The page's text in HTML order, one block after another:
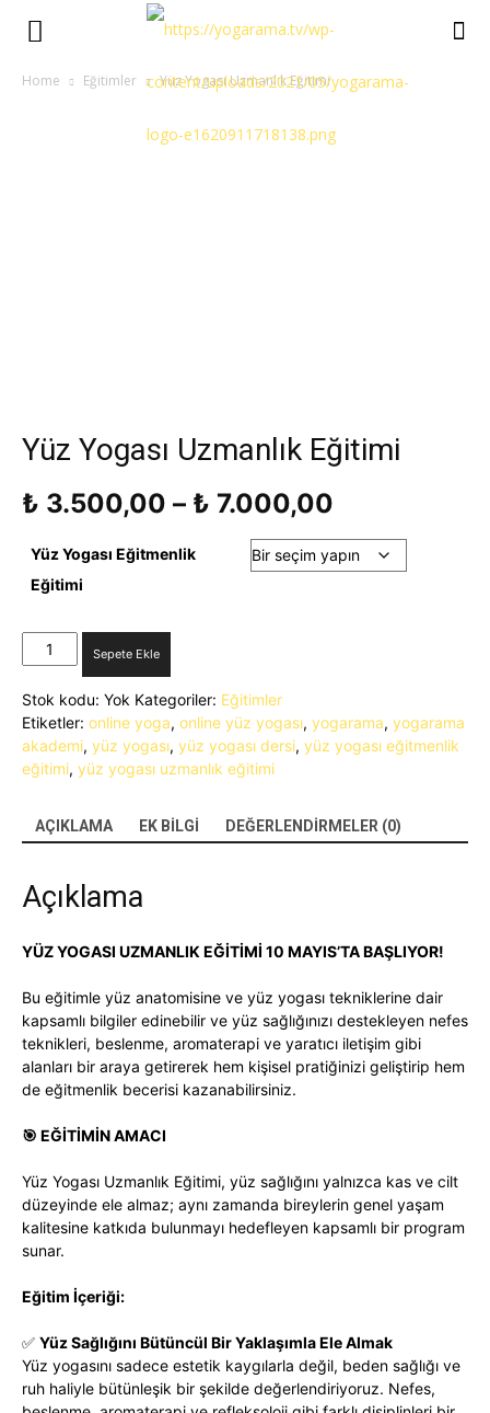
Home Eğitimler Yüz Yogası Uzmanlık Eğitimi
Yüz Yogası Uzmanlık Eğitimi
₺ 3.500,00 – ₺ 7.000,00
₺ 3.500,00
-
Yüz Yogası Eğitmenlik
Eğitimi
Yüz
Yogası
Eğitimi
adet
Sepete Ekle
Stok kodu: Yok Kategoriler: Eğitimler
Etiketler: online yoga, online yüz yogası, yogarama, yogarama
akademi, yüz yogası, yüz yogası dersi, yüz yogası eğitmenlik
eğitimi, yüz yogası uzmanlık eğitimi
AÇIKLAMA EK BILGI DEĞERLENDIRMELER (0)
Açıklama
YÜZ YOGASI UZMANLIK EĞİTİMİ 10 MAYIS’TA BAŞLIYOR!
Bu eğitimle yüz anatomisine ve yüz yogası tekniklerine dair
kapsamlı bilgiler edinebilir ve yüz sağlığınızı destekleyen nefes
teknikleri, beslenme, aromaterapi ve yaratıcı iletişim gibi
alanları bir araya getirerek hem kişisel pratiğinizi geliştirip hem
de eğitmenlik becerisi kazanabilirsiniz.
🎯 EĞİTİMİN AMACI
Yüz Yogası Uzmanlık Eğitimi, yüz sağlığını yalnızca kas ve cilt
düzeyinde ele almaz; aynı zamanda bireylerin genel yaşam
kalitesine katkıda bulunmayı hedefleyen kapsamlı bir program
sunar.
Eğitim İçeriği:
✅ Yüz Sağlığını Bütüncül Bir Yaklaşımla Ele Almak
Yüz yogasını sadece estetik kaygılarla değil, beden sağlığı ve
ruh haliyle bütünleşik bir şekilde değerlendiriyoruz. Nefes,